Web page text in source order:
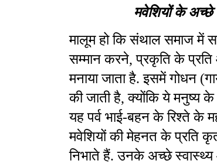
मवेशियों के अच्छे
मालूम हो कि संथाल समाज में
सम्मान करने,प्रकृति के
मनाया जाता है. इसमें गोधन
की जाती है,क्योंकि ये मनुष्य
यह पर्व भाई-बहन के रिश्ते के
मवेशियों की मेहनत के प्रति
निभाते हैं. उनके अच्छे स्वास्थ्य